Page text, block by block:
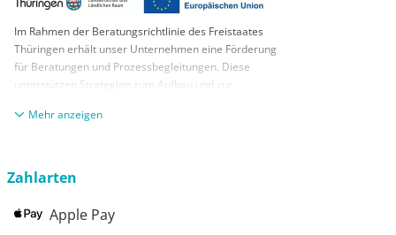
Im Rahmen der Beratungsrichtlinie des Freistaates
Thüringen erhält unser Unternehmen eine Förderung
für Beratungen und Prozessbegleitungen. Diese
unterstützen Strategien zum Aufbau und zur
KMUs. Die daraus resultierenden Ergebnisse und
aus Mitteln des Europäischen Sozialfonds Plus und
anzeigen
Zahlarten
Apple Pay